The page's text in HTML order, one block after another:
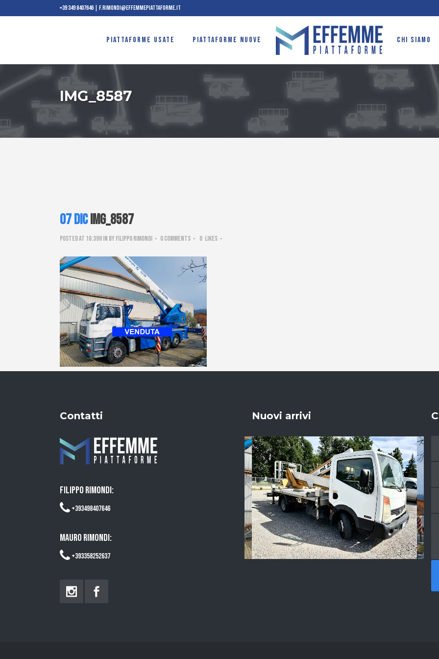
+39 349 8407646| f.rimondi@effemmepiattaforme.it
PIATTAFORME USATE PIATTAFORME NUOVE CHI SIAMO
IMG_8587
07 DicIMG_8587
Posted at 16:39hin by Filippo Rimondi 0 Comments 0 Likes
Contatti
FILIPPO RIMONDI:
+393498407646
MAURO RIMONDI:
+393358252637
Nuovi arrivi